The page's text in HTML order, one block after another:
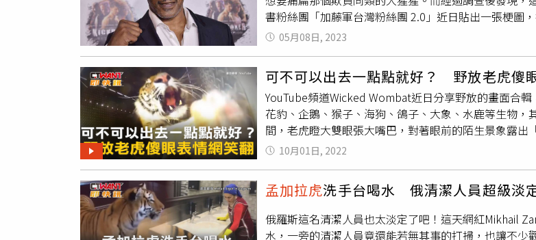
案主任周瑾珊苦笑表示，保育類動物在法規上只能做學
貴生物像貓狗一般「站起來乞食」，出現牠們在大自然界
「鳥語獸躍」調查員林婷憶表示，老虎園區分成內外
刻板化行為，無聊到在同一個地方不斷打轉，本該英勇
心疼。而相較於「看得到」的外舍，隱藏於人後的內舍
性，將園區內的老虎關在同一籠中，而籠中空間約5、
的兒子打死了。」林婷憶提到，她曾以遊客身分參加
舍，而就在某次的衝突中，瑪西薩一氣之下將自己的
說，六福村工作人員私下坦承園方空間不足，老虎們
案似乎沒有喚醒園方對這些珍貴生命的重視，園區內
性，將多隻老虎關進同個籠子，最終導致父子相殘致死
到，去年3月就已具體檢視過狒狒放養區的問題，包括
遮蔽，狒狒無法在極端天氣避寒、避暑，更缺乏豐富化
可能真的是被逼到沒辦法才出走。」周瑾珊提到，六福
書粉絲團「加藤軍台灣粉絲團 2.0」近日貼出一張梗圖
時，拿出1萬美元給管理員，要求管理員打開猩猩區的
貼文出曝光後，就有不少網友留言表示「泰森怎麼會
金」、「八零年代是個充滿希望和夢幻的年代」、「猩猩會
後發現，其實早在2019年時，《每日郵報》在採訪拳
妻吉文斯 (Robin Givens) 在紐約一家動物園散步時，
憤。泰森當下就掏出1萬美元給管理員，要求管理員打
國俚語中代表鼻子）」。但是這番要求自然被管理員
，據悉光這3隻老虎的飼
布的「原始森林」。而泰森也時常自己跳下去跟老虎們
物園領養走，另外1隻則被一名印地安預言師帶走。拳王
是否真的有辦法單挑打贏黑猩猩，其實美國網友曾引述
(Alan Walker)的說法，黑猩猩的體型已經被證明是人類
05月08日, 2023
可不可以出去一點點就好？ 野放老虎傻
YouTube頻道Wicked Wombat近日分享野放的畫面合
花豹、企鵝、猴子、海狗、鴿子、大象、水鹿等生物，
間，老虎瞪大雙眼張大嘴巴，對著眼前的陌生景象露
去，網友紛紛笑回「真的變傻眼貓咪」、「可不可以出
10月01日, 2022
孟加拉虎洗手台喝水 俄清潔人員超級淡
俄羅斯這名清潔人員也太淡定了吧！這天網紅Mikhail
水，一旁的清潔人員竟還能若無其事的打掃，也讓不少